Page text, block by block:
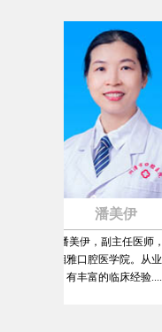
潘美伊
潘美伊，副主任医师，毕业
于湘雅口腔医学院。从业十多
年，有丰富的临床经验......